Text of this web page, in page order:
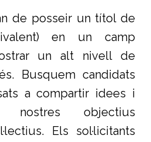
de posseir un títol de
en un camp
un alt nivell de
Busquem candidats
a compartir idees i
nostres objectius
Els sol·licitants